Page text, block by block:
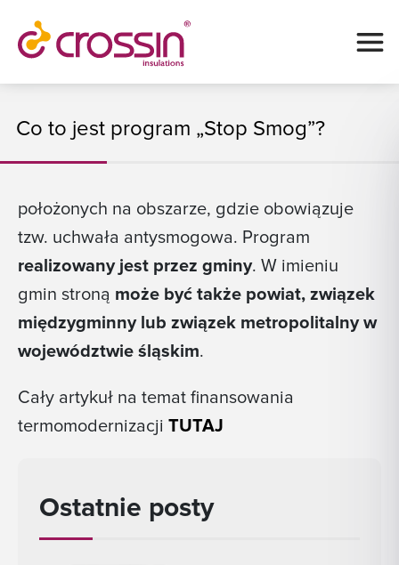
Co to jest program „Stop Smog”?
położonych na obszarze, gdzie obowiązuje
tzw. uchwała antysmogowa. Program
realizowany jest przez gminy. W imieniu
gmin stroną może być także powiat, związek
międzygminny lub związek metropolitalny w
województwie śląskim.
Cały artykuł na temat finansowania
termomodernizacji TUTAJ
Ostatnie posty